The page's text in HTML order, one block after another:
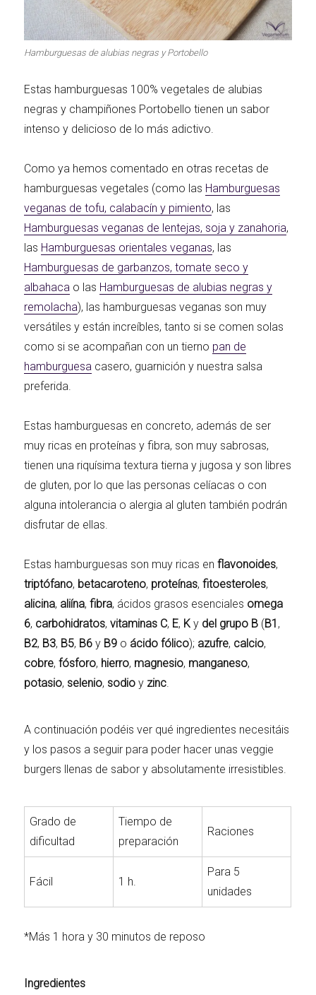
Carnes 2.0 Bella Italia
La salsa ideal Los imprescindibles
Días de fiesta Cocina de invierno
Las mejores recetas
con calabaza
Hamburguesas de alubias negras y Portobello
Estas hamburguesas 100% vegetales de alubias
negras y champiñones Portobello tienen un sabor
intenso y delicioso de lo más adictivo.
Como ya hemos comentado en otras recetas de
hamburguesas vegetales (como las Hamburguesas
veganas de tofu, calabacín y pimiento, las
Hamburguesas veganas de lentejas, soja y zanahoria,
las Hamburguesas orientales veganas, las
Hamburguesas de garbanzos, tomate seco y
albahaca o las Hamburguesas de alubias negras y
remolacha), las hamburguesas veganas son muy
versátiles y están increíbles, tanto si se comen solas
como si se acompañan con un tierno pan de
hamburguesa casero, guarnición y nuestra salsa
preferida.
Estas hamburguesas en concreto, además de ser
muy ricas en proteínas y fibra, son muy sabrosas,
tienen una riquísima textura tierna y jugosa y son libres
de gluten, por lo que las personas celíacas o con
alguna intolerancia o alergia al gluten también podrán
disfrutar de ellas.
Estas hamburguesas son muy ricas enflavonoides,
triptófano, betacaroteno, proteínas,fitoesteroles,
alicina, aliína,fibra, ácidos grasos esenciales omega
6, carbohidratos,vitaminas C, E, K y del grupo B (B1 ,
B2, B3, B5, B6 y B9 o ácido fólico); azufre, calcio,
cobre,fósforo, hierro, magnesio, manganeso,
potasio, selenio, sodio y zinc.
A continuación podéis ver qué ingredientes necesitáis
y los pasos a seguir para poder hacer unas veggie
burgers llenas de sabor y absolutamente irresistibles.
Grado de
dificultad
Tiempo de
preparación
Raciones
Fácil 1 h.
Para 5
unidades
*Más 1 hora y 30 minutos de reposo
Ingredientes